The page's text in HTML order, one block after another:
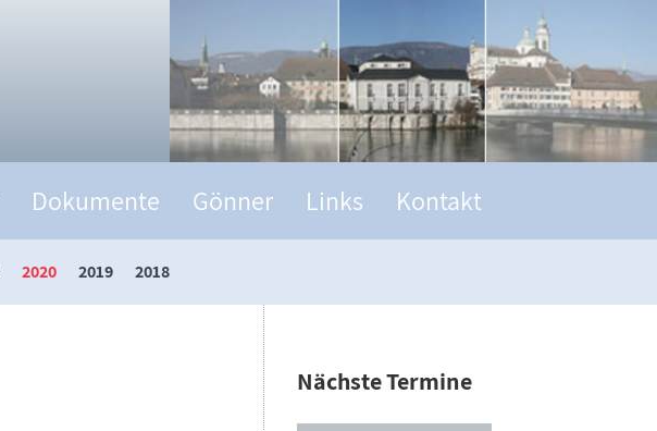
Dokumente Gönner Links Kontakt
2020 2019 2018
Nächste Termine